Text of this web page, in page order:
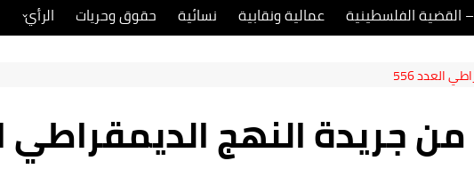
– القضية الفلسطينية عمالية ونقابية نسائية حقوق وحريات الرأي
العدد 556
جريدة النهج الديمقراطي